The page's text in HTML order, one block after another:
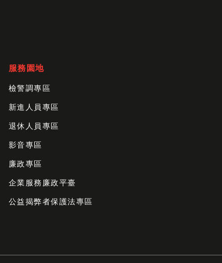
服務園地
檢警調專區
新進人員專區
退休人員專區
影音專區
廉政專區
企業服務廉政平臺
公益揭弊者保護法專區